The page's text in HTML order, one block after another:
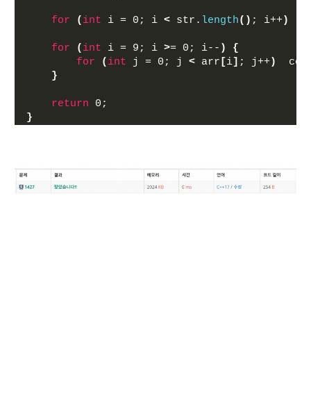
for ( int i = 0; i < str. length() ; i++)
for ( int i = 9; i >= 0; i-- )
{
for
( int j = 0; j < arr [i] ; j++)
}
return 0;
}